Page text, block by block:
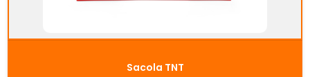
Sacola TNT